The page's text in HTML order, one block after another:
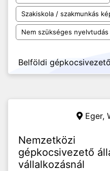
Szakiskola / szakmunkás
Nem szükséges nyelvtudás
Belföldi gépkocsivezető
Eger,
Nemzetközi
gépkocsivezető
vállalkozásnál